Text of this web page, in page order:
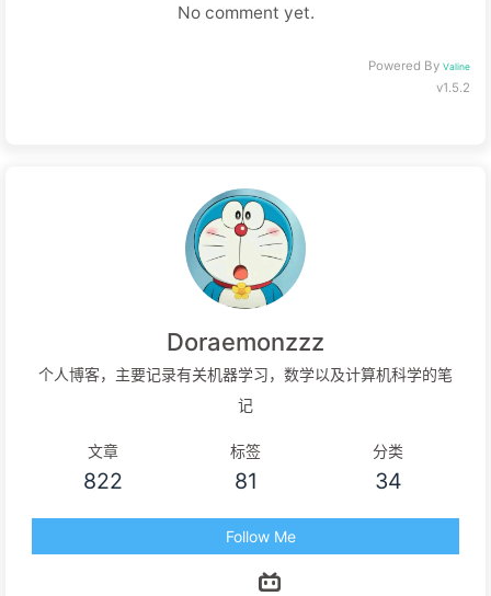
No comment yet.
Powered By Valine
v1.5.2
Doraemonzzz
个人博客，主要记录有关机器学习，数学以及计算机科学的笔
记
文章
822
标签
81
分类
34
Follow Me